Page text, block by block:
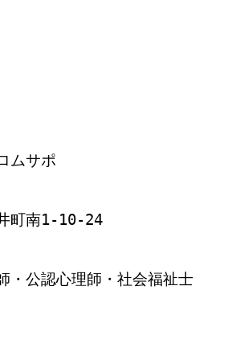
ムサポ
町南1‐10‐24
・公認心理師・社会福祉士